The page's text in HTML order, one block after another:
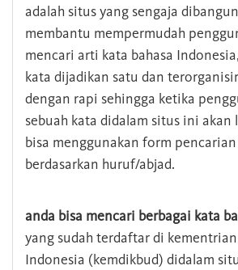
adalah situs yang sengaja
membantu mempermudah
mencari arti kata bahasa
kata dijadikan satu dan
dengan rapi sehingga ketika
sebuah kata didalam situs ini akan
bisa menggunakan form
berdasarkan huruf/abjad.
anda bisa mencari berbagai kata
yang sudah terdaftar di
Indonesia (kemdikbud) didalam